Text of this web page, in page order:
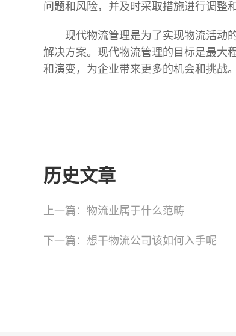
问题和风险，并及时采取措施进行调整
现代物流管理是为了实现物流活动
解决方案。现代物流管理的目标是最大
和演变，为企业带来更多的机会和挑战。
历史文章
上一篇： 物流业属于什么范畴
下一篇： 想干物流公司该如何入手呢